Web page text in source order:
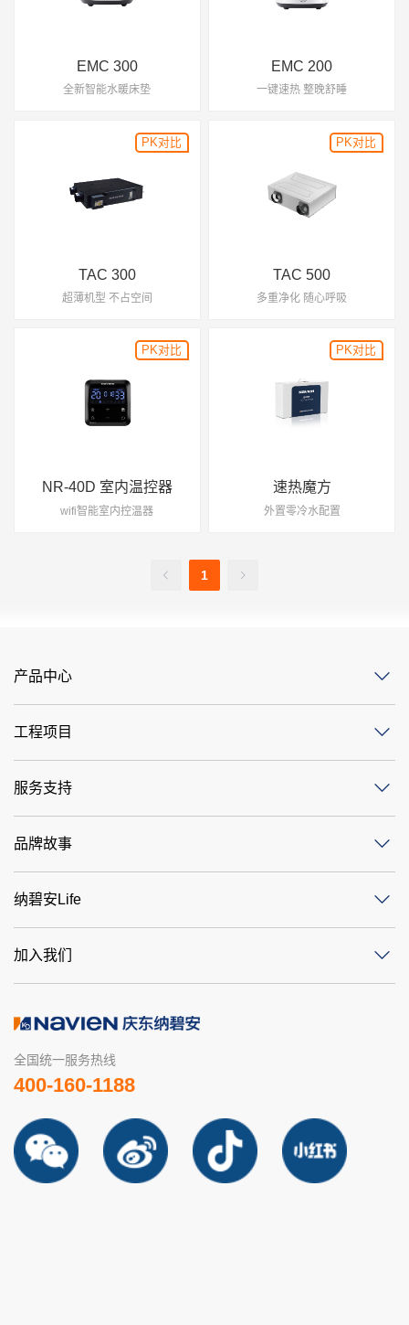
EMC 300
全新智能水暖床垫
EMC 200
一键速热 整晚舒睡
PK对比
TAC 300
超薄机型 不占空间
TAC 500
多重净化 随心呼吸
NR-40D 室内温控器
wifi智能室内控温器
速热魔方
外置零冷水配置
1
产品中心
工程项目
服务支持
品牌故事
纳碧安Life
加入我们
全国统一服务热线
400-160-1188